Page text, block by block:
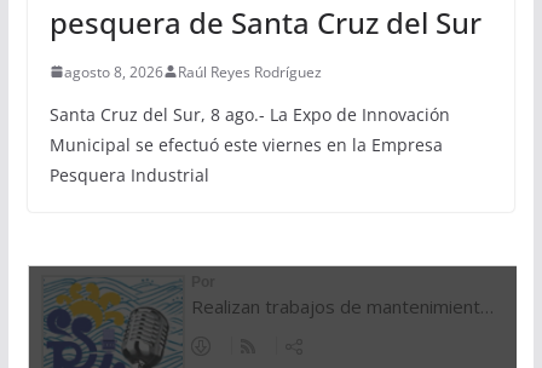
pesquera de Santa Cruz del Sur
agosto 8, 2026 Raúl Reyes Rodríguez
Santa Cruz del Sur, 8 ago.- La Expo de Innovación
Municipal se efectuó este viernes en la Empresa
Pesquera Industrial